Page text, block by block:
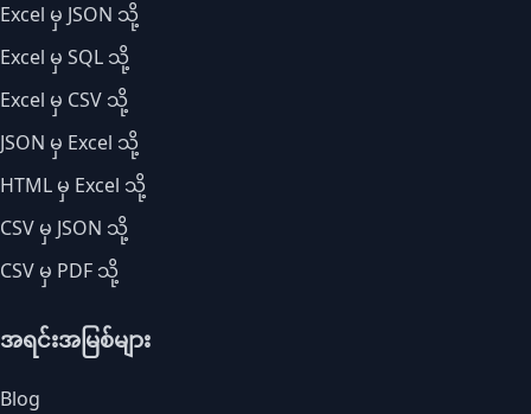
Excel မှ JSON သို့
Excel မှ SQL သို့
Excel မှ CSV သို့
JSON မှ Excel သို့
HTML မှ Excel သို့
CSV မှ JSON သို့
CSV မှ PDF သို့
အရင်းအမြစ်များ
Blog